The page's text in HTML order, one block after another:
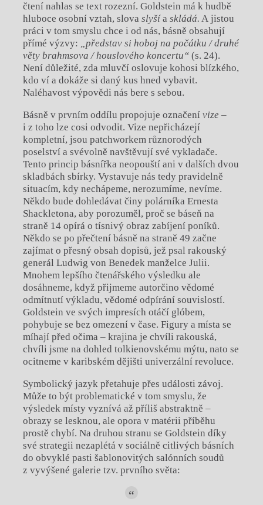
čtení nahlas se text rozezní. Goldstein má k hudbě
hluboce osobní vztah, slova slyšía skládá. A jistou
práci v tom smyslu chce i od nás, básně obsahují
přímé výzvy: „představ si hoboj na počátku / druhé
věty brahmsova / houslového koncertu“(s. 24).
Není důležité, zda mluvčí oslovuje kohosi blízkého,
kdo ví a dokáže si daný kus hned vybavit.
Naléhavost výpovědi nás bere s sebou.
Básně v prvním oddílu propojuje označení vize –
i z toho lze cosi odvodit. Vize nepřicházejí
kompletní, jsou patchworkem různorodých
poselství a svévolně navštěvují své vykladače.
Tento princip básnířka neopouští ani v dalších dvou
skladbách sbírky. Vystavuje nás tedy pravidelně
situacím, kdy nechápeme, nerozumíme, nevíme.
Někdo bude dohledávat činy polárníka Ernesta
Shackletona, aby porozuměl, proč se báseň na
straně 14 opírá o tísnivý obraz zabíjení poníků.
Někdo se po přečtení básně na straně 49 začne
zajímat o přesný obsah dopisů, jež psal rakouský
generál Ludwig von Benedek manželce Julii.
Mnohem lepšího čtenářského výsledku ale
dosáhneme, když přijmeme autorčino vědomé
odmítnutí výkladu, vědomé odpírání souvislostí.
Goldstein ve svých impresích otáčí glóbem,
pohybuje se bez omezení v čase. Figury a místa se
míhají před očima – krajina je chvíli rakouská,
chvíli jsme na dohled tolkienovskému mýtu, nato se
ocitneme v karibském dějišti univerzální revoluce.
Symbolický jazyk přetahuje přes události závoj.
Může to být problematické v tom smyslu, že
výsledek místy vyznívá až příliš abstraktně –
obrazy se lesknou, ale opora v matérii příběhu
prostě chybí. Na druhou stranu se Goldstein díky
své strategii nezaplétá v sociálně citlivých básních
do obvyklé pasti šablonovitých salónních soudů
z vyvýšené galerie tzv. prvního světa: